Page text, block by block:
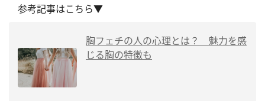
参考記事はこちら▼
胸フェチの人の心理とは？ 魅力を感
じる胸の特徴も